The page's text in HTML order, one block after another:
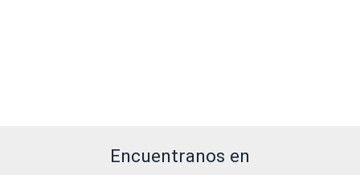
Encuentranos en